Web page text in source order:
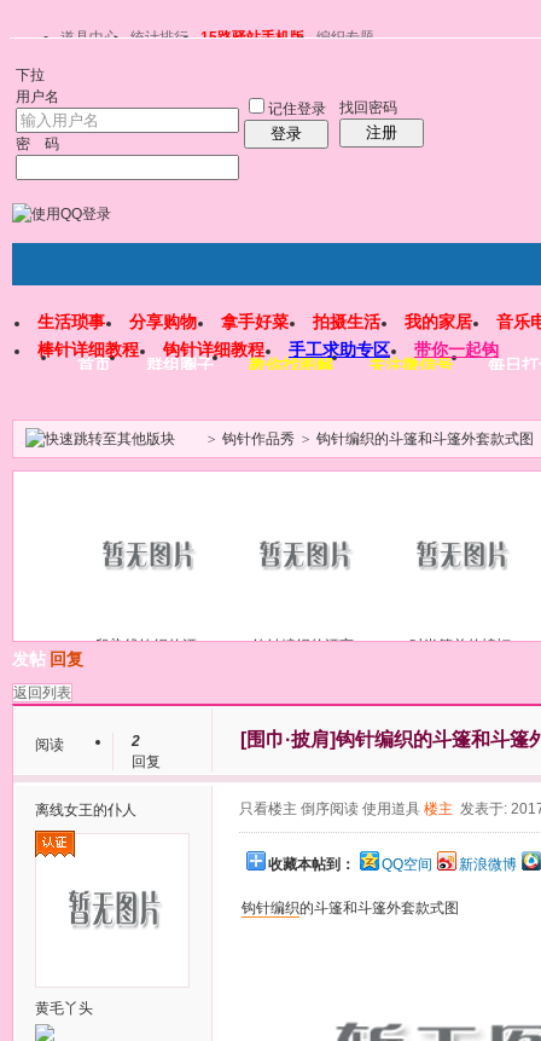
道具中心 统计排行 15路驿站手机版 编织专题
下拉
用户名
密 码
记住登录
登录
找回密码
注册
首页 群组圈子 教你找图解 关注微信号 每日
生活琐事 分享购物 拿手好菜 拍摄生活 我的家居
音乐
棒针详细教程
钩针详细教程 手工求助专区 带你一起钩
> 钩针作品秀 > 钩针编织的斗篷和斗篷外套款式图
段染线钩织的漂 钩针编织的漂亮 时尚简单的蝙蝠
发帖 回复
返回列表
阅读
2
回复
[围巾·披肩]钩针编织的斗篷和斗篷
离线女王的仆人
黄毛丫头
只看楼主 倒序阅读 使用道具 楼主 发表于:
收藏本帖到： QQ空间 新浪微博
钩针编织的斗篷和斗篷外套款式图